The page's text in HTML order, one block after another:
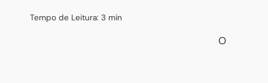
Tempo de Leitura: 3 min
O